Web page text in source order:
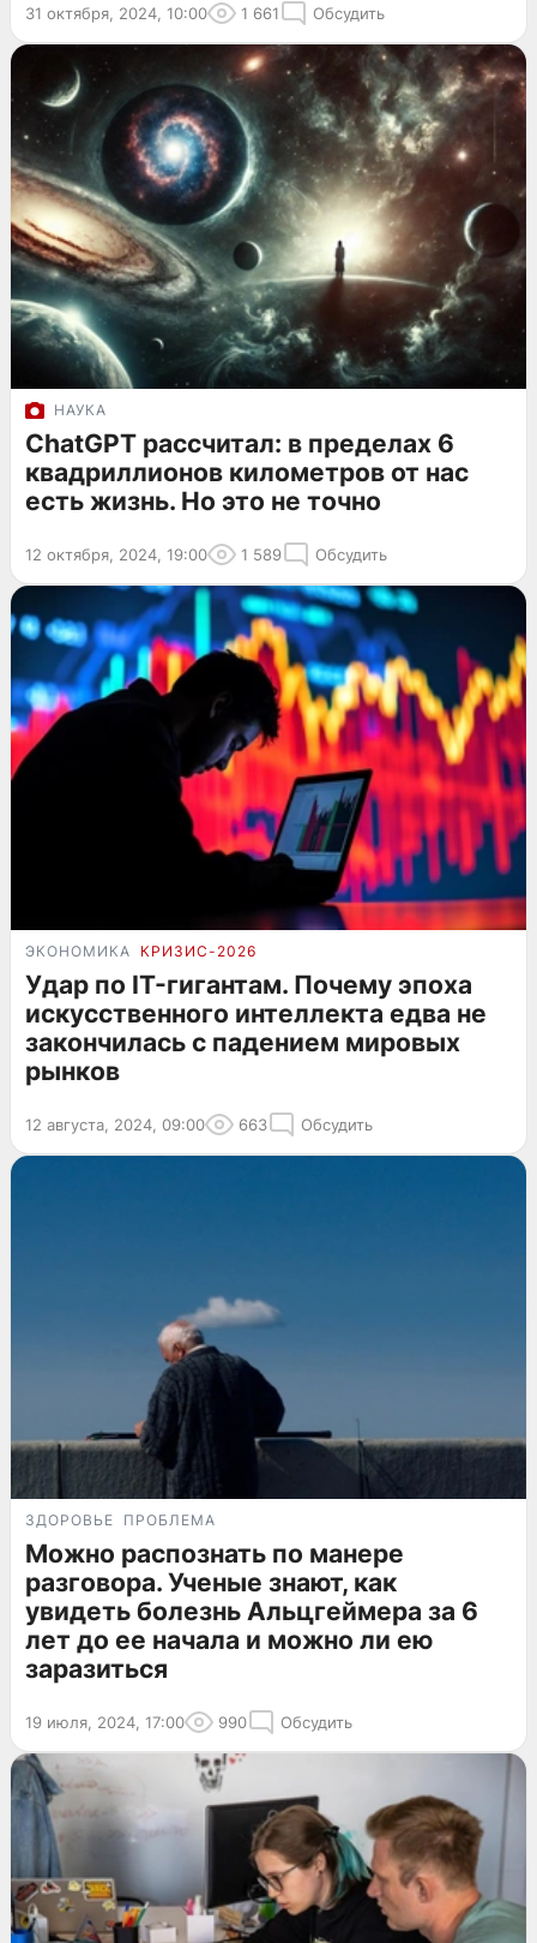
31 октября, 2024, 10:00 1 661 Обсудить
НАУКА
ChatGPT рассчитал: в пределах 6
квадриллионов километров от нас
есть жизнь. Но это не точно
12 октября, 2024, 19:00 1 589 Обсудить
ЭКОНОМИКА КРИЗИС-2026
Удар по IT-гигантам. Почему эпоха
искусственного интеллекта едва не
закончилась с падением мировых
рынков
12 августа, 2024, 09:00 663 Обсудить
ЗДОРОВЬЕ ПРОБЛЕМА
Можно распознать по манере
разговора. Ученые знают, как
увидеть болезнь Альцгеймера за 6
лет до ее начала и можно ли ею
заразиться
19 июля, 2024, 17:00 990 Обсудить